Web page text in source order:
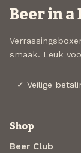
Beer in a
smaak. Leuk
✓ Veilige
Shop
Beer Club